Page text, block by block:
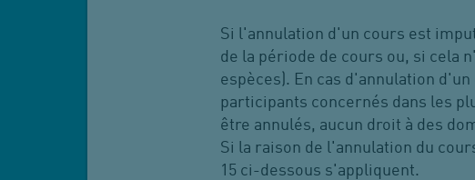
Si l'annulation d'un cours est
de la période de cours ou, si cela
espèces). En cas d'annulation
participants concernés dans les
être annulés, aucun droit à des
Si la raison de l'annulation du
15 ci-dessous s'appliquent.